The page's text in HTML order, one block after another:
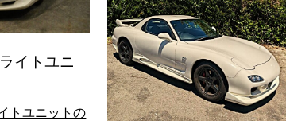
イトユニ
トユニットの